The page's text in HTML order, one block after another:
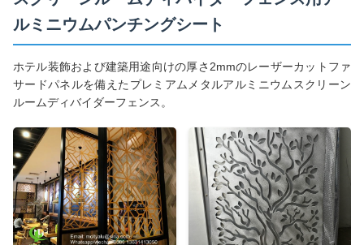
ルミニウムパンチングシート
ホテル装飾および建築用途向けの厚さ2mmのレーザーカットファ
サードパネルを備えたプレミアムメタルアルミニウムスクリーン
ルームディバイダーフェンス。